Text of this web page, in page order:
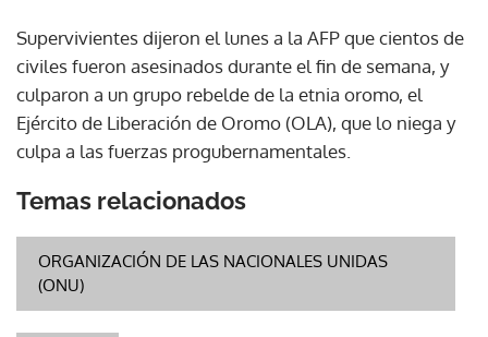
Supervivientes dijeron el lunes a la AFP que cientos de
civiles fueron asesinados durante el fin de semana, y
culparon a un grupo rebelde de la etnia oromo, el
Ejército de Liberación de Oromo (OLA), que lo niega y
culpa a las fuerzas progubernamentales.
Temas relacionados
ORGANIZACIÓN DE LAS NACIONALES UNIDAS
(ONU)